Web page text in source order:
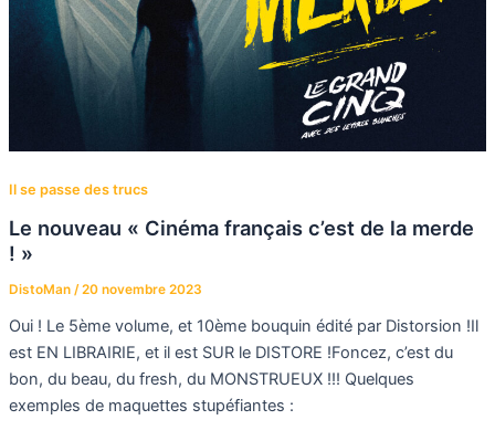
Il se passe des trucs
Le nouveau « Cinéma français c’est de la merde
! »
DistoMan /20 novembre 2023
Oui ! Le 5ème volume, et 10ème bouquin édité par Distorsion !Il
est EN LIBRAIRIE, et il est SUR le DISTORE !Foncez, c’est du
bon, du beau, du fresh, du MONSTRUEUX !!! Quelques
exemples de maquettes stupéfiantes :